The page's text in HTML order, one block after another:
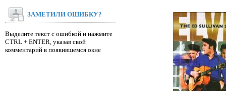
ЗАМЕТИЛИ ОШИБКУ?
Выделите текст с ошибкой и нажмите
CTRL + ENTER, указав свой
комментарий в появившемся окне